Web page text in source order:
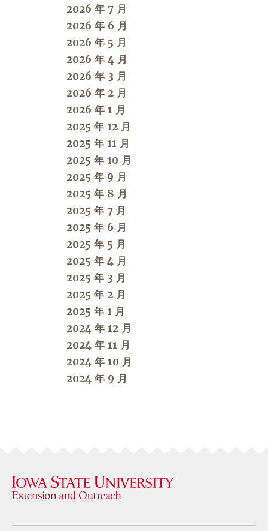
2026 年 7 月
2026 年 6 月
2026 年 5 月
2026 年 4 月
2026 年 3 月
2026 年 2 月
2026 年 1 月
2025 年 12 月
2025 年 11 月
2025 年 10 月
2025 年 9 月
2025 年 8 月
2025 年 7 月
2025 年 6 月
2025 年 5 月
2025 年 4 月
2025 年 3 月
2025 年 2 月
2025 年 1 月
2024 年 12 月
2024 年 11 月
2024 年 10 月
2024 年 9 月